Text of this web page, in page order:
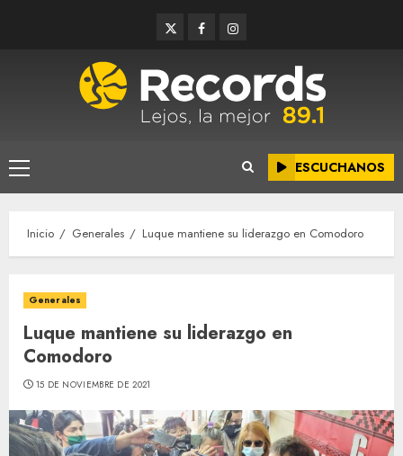
TwitterFacebookInstagram
Menú
principal
ESCUCHANOS
Inicio Generales Luque mantiene su liderazgo en Comodoro
Generales
Luque mantiene su liderazgo en
Comodoro
15 DE NOVIEMBRE DE 2021